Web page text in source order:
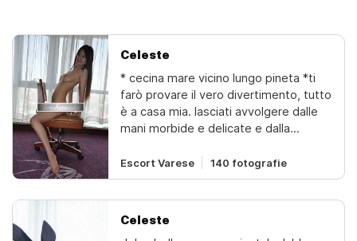
Celeste
* cecina mare vicino lungo pineta *ti
farò provare il vero divertimento, tutto
è a casa mia. lasciati avvolgere dalle
mani morbide e delicate e dalla
inclusiva operazione, risveglia l'energia
importante del tuo corpo! solo per te
incredibile!con me puoi dimenticare lo
stress quotidianovieni a trovare il tuo
Escort Varese 140 fotografie
Celeste